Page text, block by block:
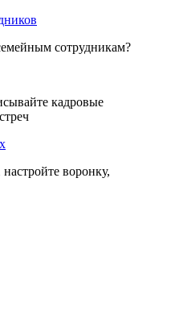
сотрудникам?
кадровые
воронку,